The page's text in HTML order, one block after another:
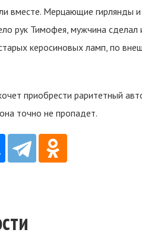
вместе. Мерцающие гирлянды и
рук Тимофея, мужчина
керосиновых ламп, по
приобрести раритетный
точно не пропадет.